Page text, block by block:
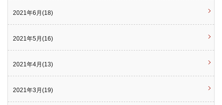
2021年6月(18)
2021年5月(16)
2021年4月(13)
2021年3月(19)